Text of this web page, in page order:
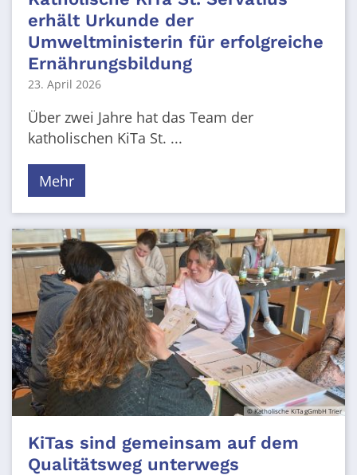
erhält Urkunde der
Umweltministerin für erfolgreiche
Ernährungsbildung
23. April 2026
Über zwei Jahre hat das Team der
katholischen KiTa St. ...
Mehr
© Katholische KiTa gGmbH Trier
KiTas sind gemeinsam auf dem
Qualitätsweg unterwegs